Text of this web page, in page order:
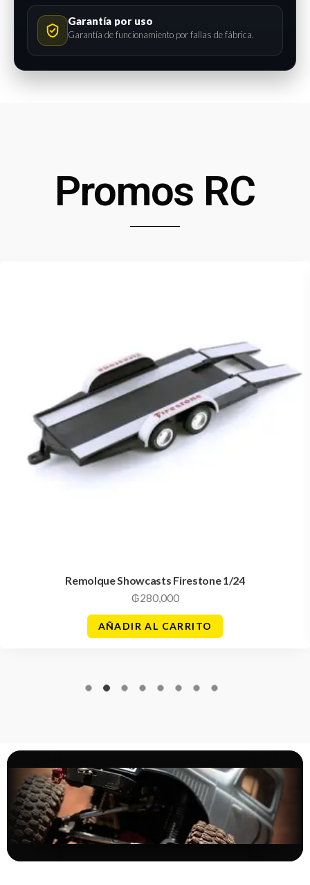
Garantía por uso
Garantía de funcionamiento por fallas de fábrica.
Promos RC
Remolque Showcasts Firestone 1/24
₲280,000
AÑADIR AL CARRITO